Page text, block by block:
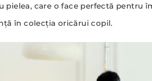
care o face perfectă pentru
în colecția oricărui copil.